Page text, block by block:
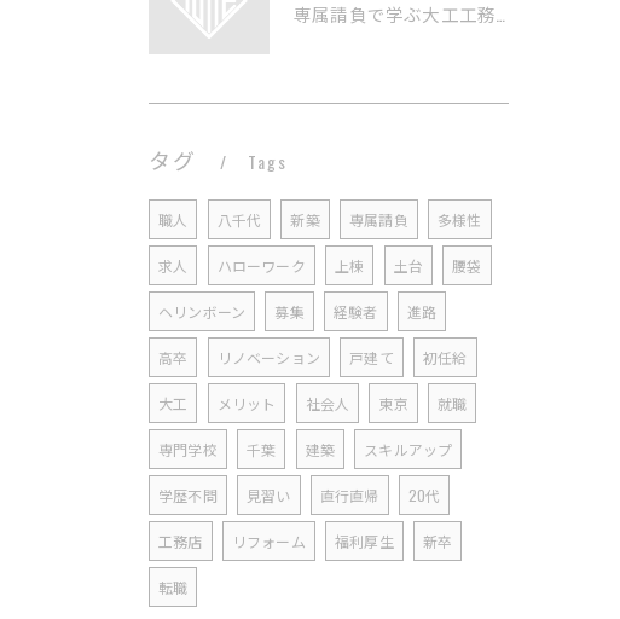
タグ Tags
職人 八千代 新築 専属請負 多様性
求人 ハローワーク 上棟 土台 腰袋
ヘリンボーン 募集 経験者 進路
高卒 リノベーション 戸建て 初任給
大工 メリット 社会人 東京 就職
専門学校 千葉 建築 スキルアップ
学歴不問 見習い 直行直帰 20代
工務店 リフォーム 福利厚生 新卒
転職